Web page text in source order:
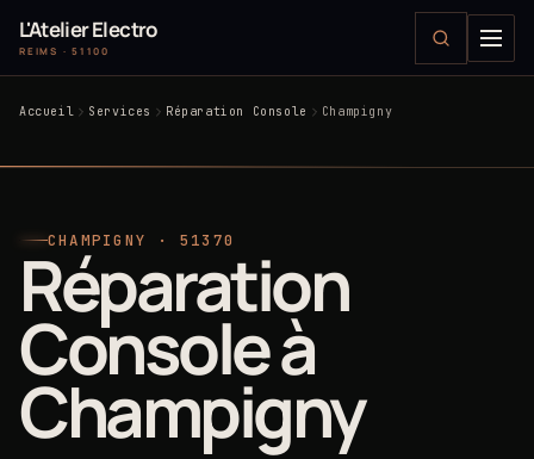
L'Atelier Electro
REIMS · 51100
Accueil Services Réparation Console Champigny
CHAMPIGNY · 51370
Réparation
Console à
Champigny